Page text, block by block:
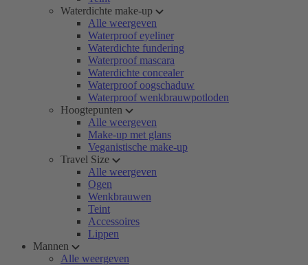
Waterdichte make-up
Alle weergeven
Waterproof eyeliner
Waterdichte fundering
Waterproof mascara
Waterdichte concealer
Waterproof oogschaduw
Waterproof wenkbrauwpotloden
Hoogtepunten
Alle weergeven
Make-up met glans
Veganistische make-up
Travel Size
Alle weergeven
Ogen
Wenkbrauwen
Teint
Accessoires
Lippen
Mannen
Alle weergeven